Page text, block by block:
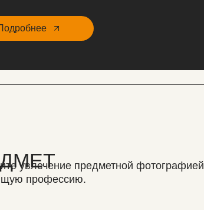
увлечение предметной фотографией
профессию.